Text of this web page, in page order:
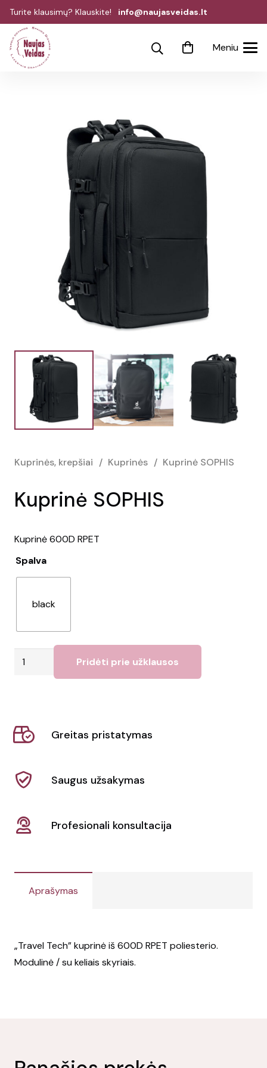
Turite klausimų? Klauskite! info@naujasveidas.lt
Meniu
Kuprinės, krepšiai / Kuprinės / Kuprinė SOPHIS
Kuprinė SOPHIS
Kuprinė 600D RPET
Spalva
black
produkto
Pridėti prie užklausos
Greitas pristatymas
Saugus užsakymas
Profesionali konsultacija
Aprašymas
„Travel Tech” kuprinė iš 600D RPET poliesterio.
Modulinė / su keliais skyriais.